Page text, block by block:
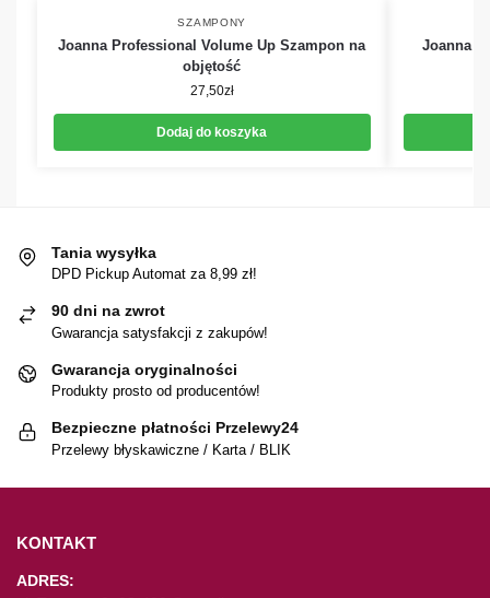
SZAMPONY
Joanna Professional Volume Up Szampon na
objętość
27,50zł
Dodaj do koszyka
Joanna
Tania wysyłka
DPD Pickup Automat za 8,99 zł!
90 dni na zwrot
Gwarancja satysfakcji z zakupów!
Gwarancja oryginalności
Produkty prosto od producentów!
Bezpieczne płatności Przelewy24
Przelewy błyskawiczne / Karta / BLIK
KONTAKT
ADRES: